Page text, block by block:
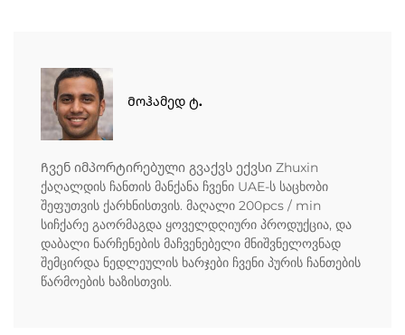
Მოჰამედ ტ.
Ჩვენ იმპორტირებული გვაქვს ექვსი Zhuxin
ქაღალდის ჩანთის მანქანა ჩვენი UAE-ს საცხობი
შეფუთვის ქარხნისთვის. მაღალი 200pcs / min
სიჩქარე გაორმაგდა ყოველდღიური პროდუქცია, და
დაბალი ნარჩენების მაჩვენებელი მნიშვნელოვნად
შემცირდა ნედლეულის ხარჯები ჩვენი პურის ჩანთების
წარმოების ხაზისთვის.